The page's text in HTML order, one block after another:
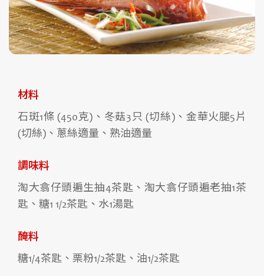
材料
石斑1條 (450克)、冬菇3只 (切絲)、金華火腿5片
(切絲)、蔥絲適量、熟油適量
調味料
淘大翕仔頭遍生抽4茶匙、淘大翕仔頭遍老抽1茶
匙、糖1 1/2茶匙、水1湯匙
醃料
糖1/4茶匙、栗粉1/2茶匙、油1/2茶匙